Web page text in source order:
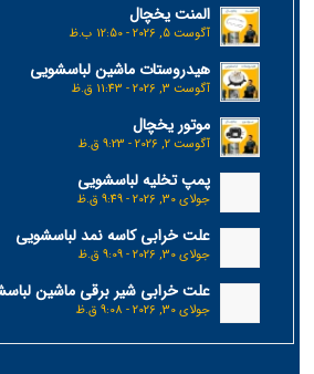
المنت یخچال
آگوست 5, 2026 - 12:50 ب.ظ
هیدروستات ماشین لباسشویی
آگوست 3, 2026 - 11:43 ق.ظ
موتور یخچال
آگوست 2, 2026 - 9:23 ق.ظ
پمپ تخلیه لباسشویی
جولای 30, 2026 - 9:49 ق.ظ
علت خرابی کاسه نمد لباسشویی
جولای 30, 2026 - 9:09 ق.ظ
علت خرابی شیر برقی ماشین
جولای 30, 2026 - 9:08 ق.ظ